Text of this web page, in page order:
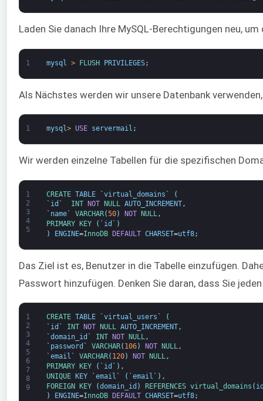
Laden Sie danach Ihre MySQL-Berechtigungen neu,
1 mysql > FLUSH PRIVILEGES;
Als Nächstes werden wir unsere Datenbank
1 mysql> USE servermail ;
Wir werden einzelne Tabellen für die spezifischen
1
2
3
4
5
CREATE TABLE `virtual_domains `
(
` id ` INT NOT NULL AUTO_INCREMENT,
` name` VARCHAR(50) NOT NULL,
PRIMARY
KEY ( ` id ` )
)
ENGINE=InnoDB DEFAULT CHARSET=utf8;
Das Ziel ist es, Benutzer in die Tabelle einzufügen.
Passwort hinzufügen. Denken Sie daran, dass Sie
1
2
3
4
5
6
7
8
9
CREATE TABLE `virtual_users `
(
` id ` INT NOT NULL AUTO_INCREMENT,
`domain_id ` INT NOT NULL ,
` password ` VARCHAR( 106) NOT NULL,
`email ` VARCHAR( 120) NOT NULL,
PRIMARY
KEY ( ` id ` ) ,
UNIQUE KEY `email ` ( `email ` ) ,
FOREIGN KEY (domain_id ) REFERENCES virtual_domains (
)
ENGINE=InnoDB DEFAULT CHARSET=utf8;